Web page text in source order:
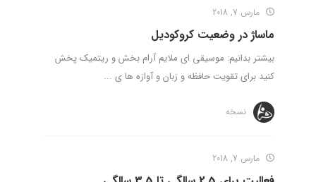
مارس 7, 2018
ماساژ در وضعیت کروکودیل
بیشتر بدانیم: موسیقی ای ملایم آرام بخش و ریتمیک پخش
کنید برای تقویت حافظه و زبان و آوازه ها ی ...
نسخه
مارس 7, 2018